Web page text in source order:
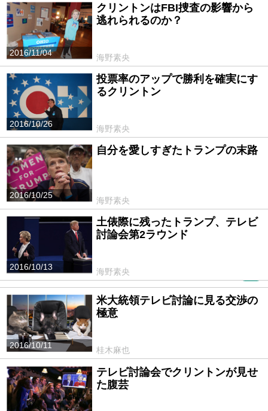
2016/11/04
クリントンはFBI捜査の影響から
逃れられるのか？
海野素央
2016/10/26
投票率のアップで勝利を確実にす
るクリントン
海野素央
2016/10/25
自分を愛しすぎたトランプの末路
海野素央
2016/10/13
土俵際に残ったトランプ、テレビ
討論会第2ラウンド
海野素央
2016/10/11
米大統領テレビ討論に見る交渉の
極意
桂木麻也
テレビ討論会でクリントンが見せ
た腹芸